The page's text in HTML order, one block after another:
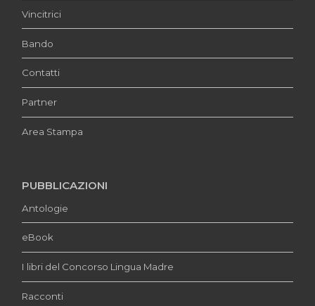
Vincitrici
Bando
Contatti
Partner
Area Stampa
PUBBLICAZIONI
Antologie
eBook
I libri del Concorso Lingua Madre
Racconti